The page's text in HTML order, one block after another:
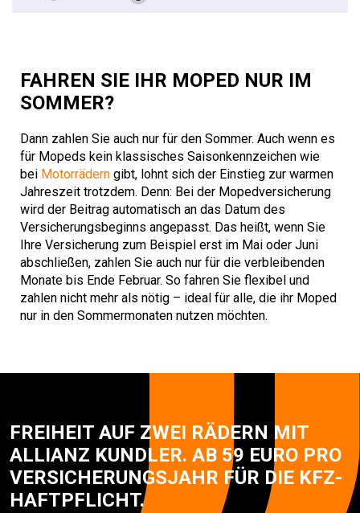
FAHREN SIE IHR MOPED NUR IM
SOMMER?
Dann zahlen Sie auch nur für den Sommer. Auch wenn es
für Mopeds kein klassisches Saisonkennzeichen wie
bei Motorrädern gibt, lohnt sich der Einstieg zur warmen
Jahreszeit trotzdem. Denn: Bei der Mopedversicherung
wird der Beitrag automatisch an das Datum des
Versicherungsbeginns angepasst. Das heißt, wenn Sie
Ihre Versicherung zum Beispiel erst im Mai oder Juni
abschließen, zahlen Sie auch nur für die verbleibenden
Monate bis Ende Februar. So fahren Sie flexibel und
zahlen nicht mehr als nötig – ideal für alle, die ihr Moped
nur in den Sommermonaten nutzen möchten.
FREIHEIT AUF ZWEI RÄDERN MIT
ALLIANZ KUNDLER. AB 59 EURO PRO
VER­SI­CHE­RUNGS­JAHR FÜR DIE KFZ-
HAFTPFLICHT.